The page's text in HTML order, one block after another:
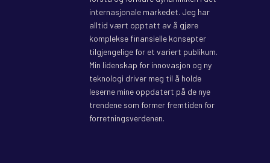
internasjonale markedet. Jeg har
alltid vært opptatt av å gjøre
komplekse finansielle konsepter
tilgjengelige for et variert publikum.
Min lidenskap for innovasjon og ny
teknologi driver meg til å holde
leserne mine oppdatert på de nye
trendene som former fremtiden for
forretningsverdenen.